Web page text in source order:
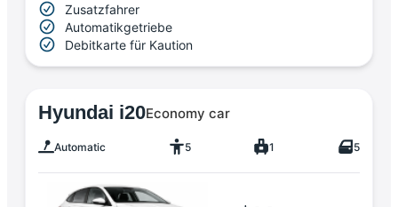
Zusatzfahrer
Automatikgetriebe
Debitkarte für Kaution
Hyundai i20Economy car
Automatic 5 1 5